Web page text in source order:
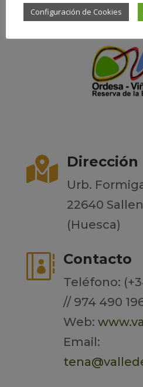
 Dirección
Urb.
22640
(Huesca)
 Contacto
Teléfono:
// 974 490
Web:
Email:
Configuración de Cookies